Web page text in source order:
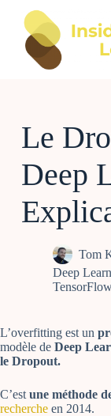
Le
Deep
Tom
Deep
L’overfitting est un
modèle de Deep
le Dropout.
C’est une méthode
recherche en 2014.